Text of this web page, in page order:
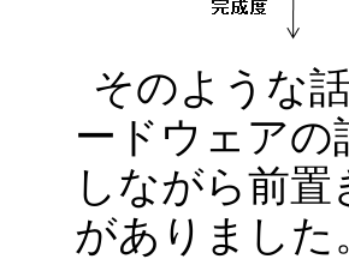
そのような
ードウェア
しながら前
がありました